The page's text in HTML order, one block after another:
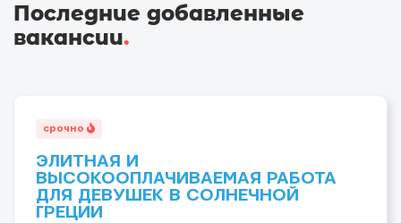
Последние добавленные
вакансии.
срочно
ЭЛИТНАЯ И
ВЫСОКООПЛАЧИВАЕМАЯ РАБОТА
ДЛЯ ДЕВУШЕК В СОЛНЕЧНОЙ
ГРЕЦИИ